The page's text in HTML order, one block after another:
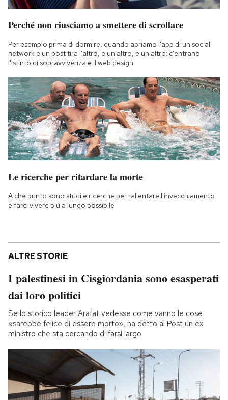
Perché non riusciamo a smettere di scrollare
Per esempio prima di dormire, quando apriamo l'app di un social
network e un post tira l'altro, e un altro, e un altro: c'entrano
l'istinto di sopravvivenza e il web design
Le ricerche per ritardare la morte
A che punto sono studi e ricerche per rallentare l'invecchiamento
e farci vivere più a lungo possibile
ALTRE STORIE
I palestinesi in Cisgiordania sono esasperati
dai loro politici
Se lo storico leader Arafat vedesse come vanno le cose
«sarebbe felice di essere morto», ha detto al Post un ex
ministro che sta cercando di farsi largo